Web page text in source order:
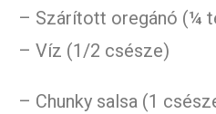
– Szárított oregánó (¼
– Víz (1/2 csésze)
– Chunky salsa (1